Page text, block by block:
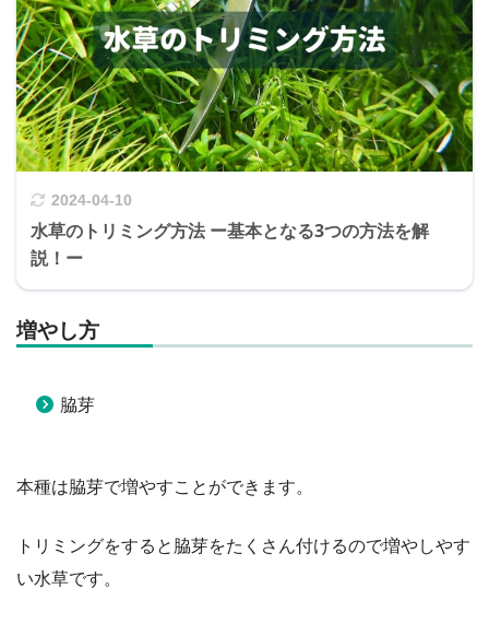
2024-04-10
水草のトリミング方法 ー基本となる3つの方法を解
説！ー
増やし方
脇芽
本種は脇芽で増やすことができます。
トリミングをすると脇芽をたくさん付けるので増やしやす
い水草です。